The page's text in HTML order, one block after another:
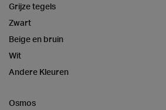
Grijze tegels
Zwart
Beige en bruin
Wit
Andere Kleuren
Osmos